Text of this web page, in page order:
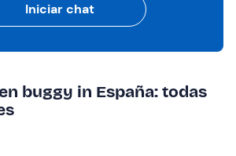
Iniciar chat
buggy in España: todas